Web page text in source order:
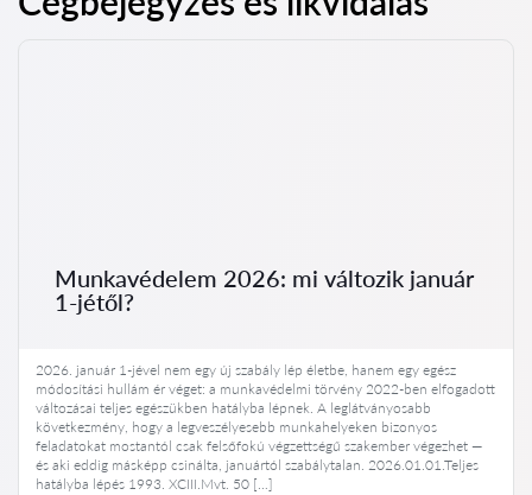
Munkavédelem 2026: mi változik január
1-jétől?
2026. január 1-jével nem egy új szabály lép életbe, hanem egy egész
módosítási hullám ér véget: a munkavédelmi törvény 2022-ben elfogadott
változásai teljes egészükben hatályba lépnek. A leglátványosabb
következmény, hogy a legveszélyesebb munkahelyeken bizonyos
feladatokat mostantól csak felsőfokú végzettségű szakember végezhet —
és aki eddig másképp csinálta, januártól szabálytalan. 2026.01.01.Teljes
hatályba lépés 1993. XCIII.Mvt. 50 […]